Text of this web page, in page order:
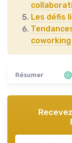
Les défis
coworking
Résumer